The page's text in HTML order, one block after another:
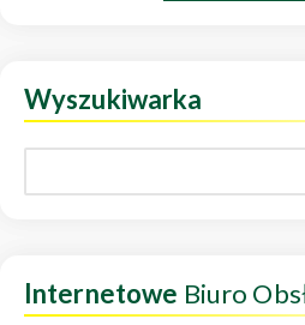
Wyszukiwarka
Internetowe Biuro